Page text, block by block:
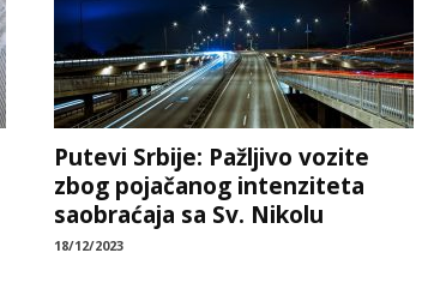
Putevi Srbije: Pažljivo vozite
zbog pojačanog intenziteta
saobraćaja sa Sv. Nikolu
18/12/2023